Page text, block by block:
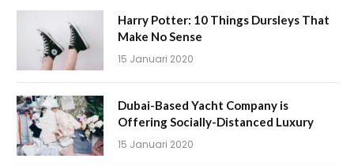
Harry Potter: 10 Things Dursleys That
Make No Sense
15 Januari 2020
Dubai-Based Yacht Company is
Offering Socially-Distanced Luxury
15 Januari 2020